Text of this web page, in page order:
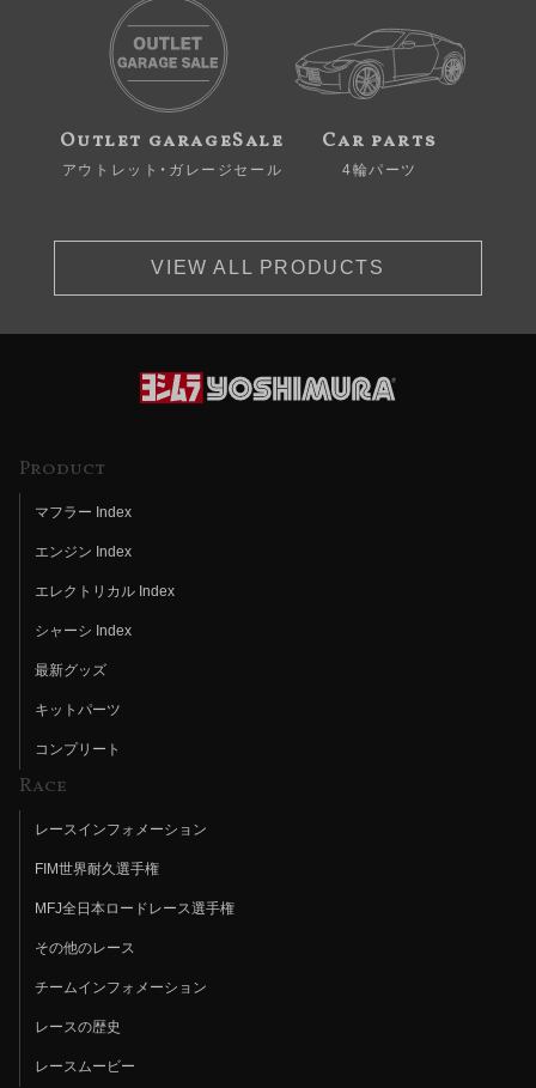
Outlet garageSale
アウトレット・ガレージセール
Car parts
4輪パーツ
VIEW ALL PRODUCTS
Product
マフラー Index
エンジン Index
エレクトリカル Index
シャーシ Index
最新グッズ
キットパーツ
コンプリート
Race
レースインフォメーション
FIM世界耐久選手権
MFJ全日本ロードレース選手権
その他のレース
チームインフォメーション
レースの歴史
レースムービー